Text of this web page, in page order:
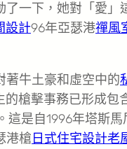
了一下，她對「愛」
設計96年亞瑟港禪風
著牛土豪和虛空中的
的槍擊事務已形成包
這是自1996年塔斯
港槍 日式住宅設計老